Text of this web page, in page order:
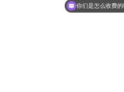
你们是怎么收费
现在有优惠活动